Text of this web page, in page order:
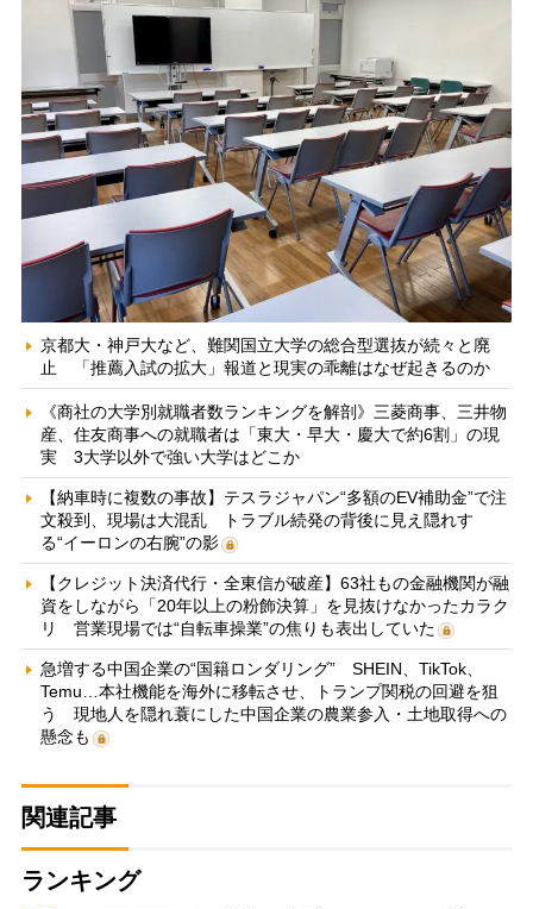
京都大・神戸大など、難関国立大学の総合型選抜が続々と廃
止 「推薦入試の拡大」報道と現実の乖離はなぜ起きるのか
《商社の大学別就職者数ランキングを解剖》三菱商事、三井物
産、住友商事への就職者は「東大・早大・慶大で約6割」の現
実 3大学以外で強い大学はどこか
【納車時に複数の事故】テスラジャパン“多額のEV補助金”で注
文殺到、現場は大混乱 トラブル続発の背後に見え隠れす
る“イーロンの右腕”の影
【クレジット決済代行・全東信が破産】63社もの金融機関が融
資をしながら「20年以上の粉飾決算」を見抜けなかったカラク
リ 営業現場では“自転車操業”の焦りも表出していた
急増する中国企業の“国籍ロンダリング” SHEIN、TikTok、
Temu…本社機能を海外に移転させ、トランプ関税の回避を狙
う 現地人を隠れ蓑にした中国企業の農業参入・土地取得への
懸念も
関連記事
ランキング